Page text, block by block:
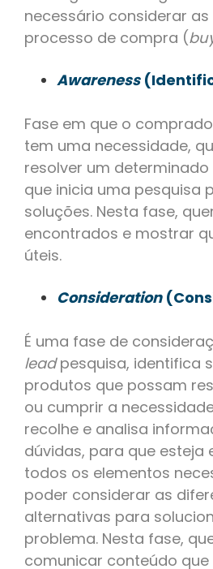
necessário considerar
processo de compra (
Awareness
Fase em que o
tem uma necessidade,
resolver um determinado
que inicia uma pesquisa
soluções. Nesta fase,
encontrados e mostrar
úteis.
Consideration
É uma fase de
leadpesquisa, identifica
produtos que possam
ou cumprir a
recolhe e analisa
dúvidas, para que esteja
todos os elementos
poder considerar as
alternativas para
problema. Nesta fase,
comunicar conteúdo